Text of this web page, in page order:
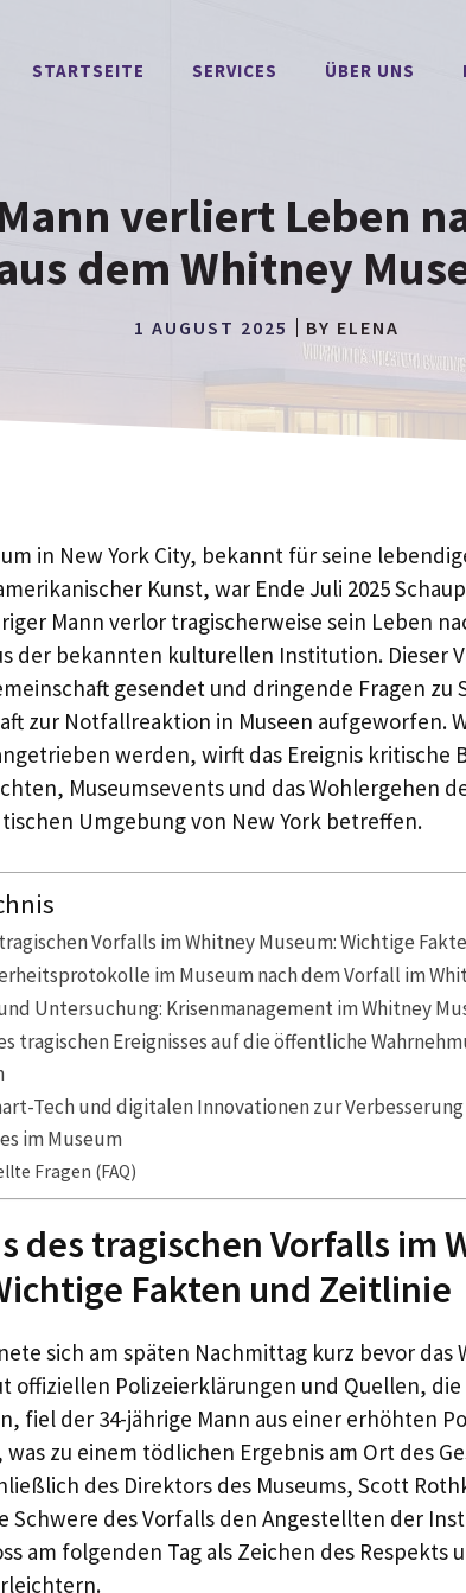
STARTSEITE SERVICES ÜBER UNS
verliert Leben
dem Whitney
1 AUGUST 2025 BY ELENA
in New York City, bekannt für seine
Kunst, war Ende Juli 2025
Mann verlor tragischerweise sein Leben
der bekannten kulturellen Institution. Dieser
gesendet und dringende Fragen
zur Notfallreaktion in Museen aufgeworfen.
werden, wirft das Ereignis kritische
Museumsevents und das Wohlergehen
Umgebung von New York betreffen.
Vorfalls im Whitney Museum: Wichtige
im Museum nach dem Vorfall im
Untersuchung: Krisenmanagement im Whitney
tragischen Ereignisses auf die öffentliche
Tech und digitalen Innovationen zur
im Museum
Fragen (FAQ)
des tragischen Vorfalls im
Fakten und Zeitlinie
sich am späten Nachmittag kurz bevor das
offiziellen Polizeierklärungen und Quellen,
fiel der 34-jährige Mann aus einer erhöhten
was zu einem tödlichen Ergebnis am Ort des
des Direktors des Museums, Scott
Schwere des Vorfalls den Angestellten der
am folgenden Tag als Zeichen des Respekts